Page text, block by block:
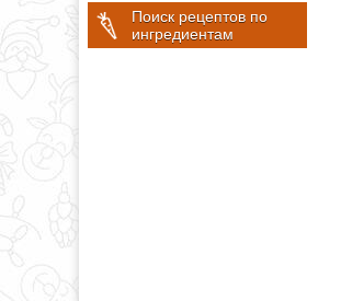
Поиск рецептов по
ингредиентам